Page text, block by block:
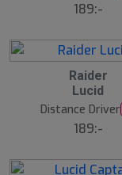
189:-
Raider
Lucid
Distance Driver
189:-